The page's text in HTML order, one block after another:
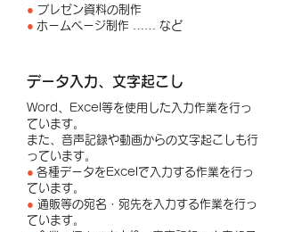
● プレゼン資料の制作
● ホームページ制作 …… など
データ入力、文字起こし
Word、Excel等を使用した入力作業を行っ
ています。
また、音声記録や動画からの文字起こしも行
っています。
● 各種データをExcelで入力する作業を行っ
ています。
● 通販等の宛名・宛先を入力する作業を行っ
ています。